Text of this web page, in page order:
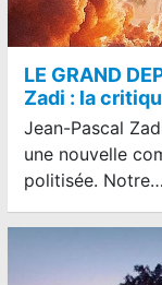
LE GRAND
Zadi : la
Jean-Pascal
une nouvelle
politisée. Notre…